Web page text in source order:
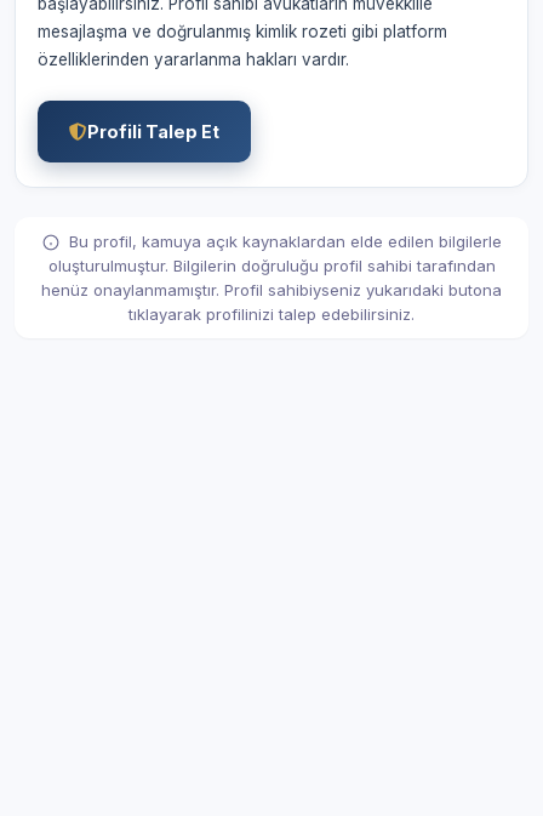
mesajlaşma ve doğrulanmış kimlik rozeti gibi platform
özelliklerinden yararlanma hakları vardır.
Profili Talep Et
Bu profil, kamuya açık kaynaklardan elde edilen bilgilerle
oluşturulmuştur. Bilgilerin doğruluğu profil sahibi tarafından
henüz onaylanmamıştır. Profil sahibiyseniz yukarıdaki butona
tıklayarak profilinizi talep edebilirsiniz.